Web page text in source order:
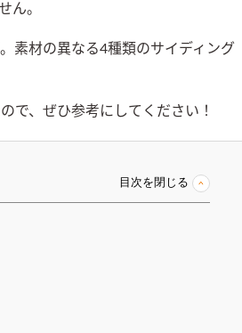
ん。
素材の異なる4種類のサイディング
で、ぜひ参考にしてください！
目次を閉じる